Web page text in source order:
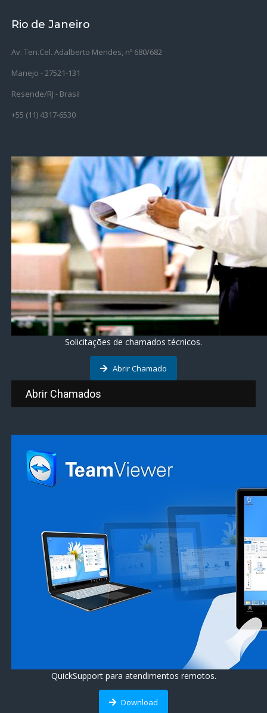
Rio de Janeiro
Av. Ten.Cel. Adalberto Mendes, nº 680/682
Manejo - 27521-131
Resende/RJ - Brasil
+55 (11) 4317-6530
Solicitações de chamados técnicos.
Abrir Chamado
Abrir Chamados
QuickSupport para atendimentos remotos.
Download